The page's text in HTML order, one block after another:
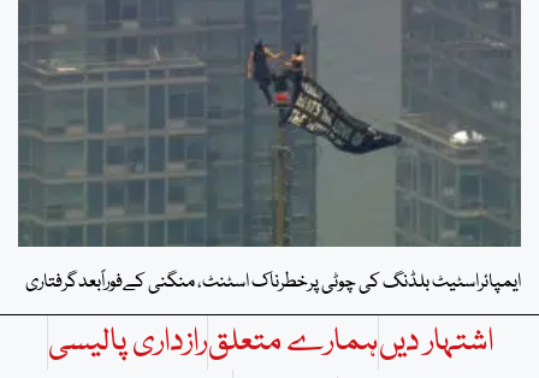
ایمپائراسٹیٹ بلڈنگ کی چوٹی پرخطرناک اسٹنٹ، منگنی کےفوراًبعدگرفتاری
اشتہار دیںہمارے متعلقرازداری پالیسی